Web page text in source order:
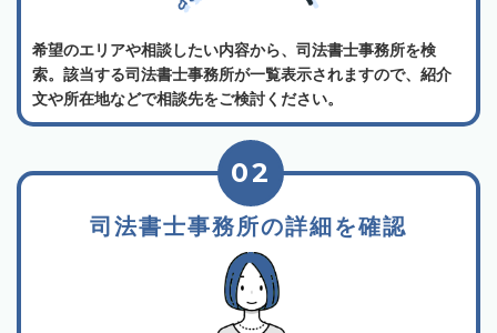
希望のエリアや相談したい内容から、司法書士事務所を検
索。該当する司法書士事務所が一覧表示されますので、紹介
文や所在地などで相談先をご検討ください。
司法書士事務所の詳細を確認
02